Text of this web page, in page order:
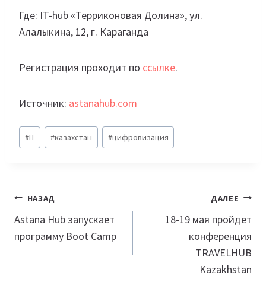
Где: IT-hub «Терриконовая Долина», ул.
Алалыкина, 12, г. Караганда
Регистрация проходит по ссылке.
Источник: astanahub.com
Метки
записи:
#IT #казахстан #цифровизация
Навигация
по
записям
НАЗАД
Astana Hub запускает
программу Boot Camp
ДАЛЕЕ
18-19 мая пройдет
конференция
TRAVELHUB
Kazakhstan